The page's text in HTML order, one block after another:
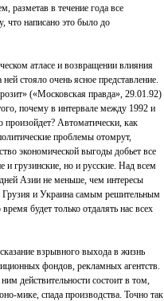
разметав в течение года все
что написано это было до
атласе и возвращении влияния
стояло очень ясное представление.
(«Московская правда», 29.01.92)
почему в интервале между 1992 и
произойдет? Автоматически, как
проблемы отомрут,
экономической выгоды добьет все
и грузинские, но и русские. Над всем
Азии не меньше, чем интересы
Грузия и Украина самым решительным
будет только отдалять нас всех
взрывного выхода в жизнь
фондов, рекламных агентств.
действительности состоит в том,
мике, спада производства. Точно так